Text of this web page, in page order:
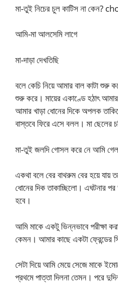
মা-তুই নিচের চুল কাটিস না কেন?
আমি-মা আলসেমি লাগে
মা-দাড়া দেখতিছি
বলে কেচি নিয়ে আমার বাল কাটা শুরু
শুরু করে। মায়ের একাণ্ডে হঠাৎ
আমার খাড়া ধোনের দিকে অপলক
বাস্তবে ফিরে এসে বলল। মা ছেলের
মা-তুই জলদি গোসল করে নে আমি
একথা বলে বের বাথরুম বের হয়ে
ধোনের দিক তাকাচ্ছিলো। এঘটনার
হবে।
আমি মাকে একটু ভিন্নভাবে পরীক্ষা
কেমন। আমার কাছে একটা ফ্রেন্ডের
সেটা দিয়ে আমি মেয়ে সেজে মাকে
প্রথমে পাত্তা দিলনা তেমন। পরে